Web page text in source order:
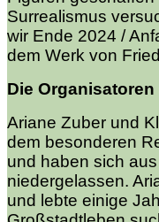
Surrealismus
wir Ende 2024 /
dem Werk von
Die
Ariane Zuber und
dem besonderen
und haben sich
niedergelassen.
und lebte einige